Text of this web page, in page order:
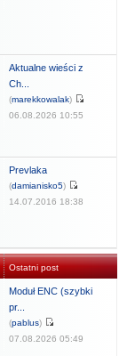
Aktualne wieści z
Ch...
(marekkowalak)
06.08.2026 10:55
Prevlaka
(damianisko5)
14.07.2016 18:38
Ostatni post
Moduł ENC (szybki
pr...
(pablus)
07.08.2026 05:49